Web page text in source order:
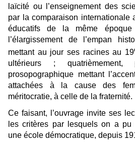
laïcité ou l’enseignement des
par la comparaison internationale
éducatifs de la même
l’élargissement de l’empan
mettant au jour ses racines au 19
ultérieurs ;
prosopographique mettant
attachées à la cause des
méritocratie, à celle de la fraternité.
Ce faisant, l’ouvrage invite ses
les critères par lesquels on a pu
une école démocratique, depuis